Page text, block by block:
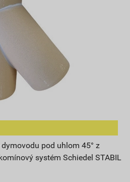
pod uhlom 45° z
systém Schiedel STABIL